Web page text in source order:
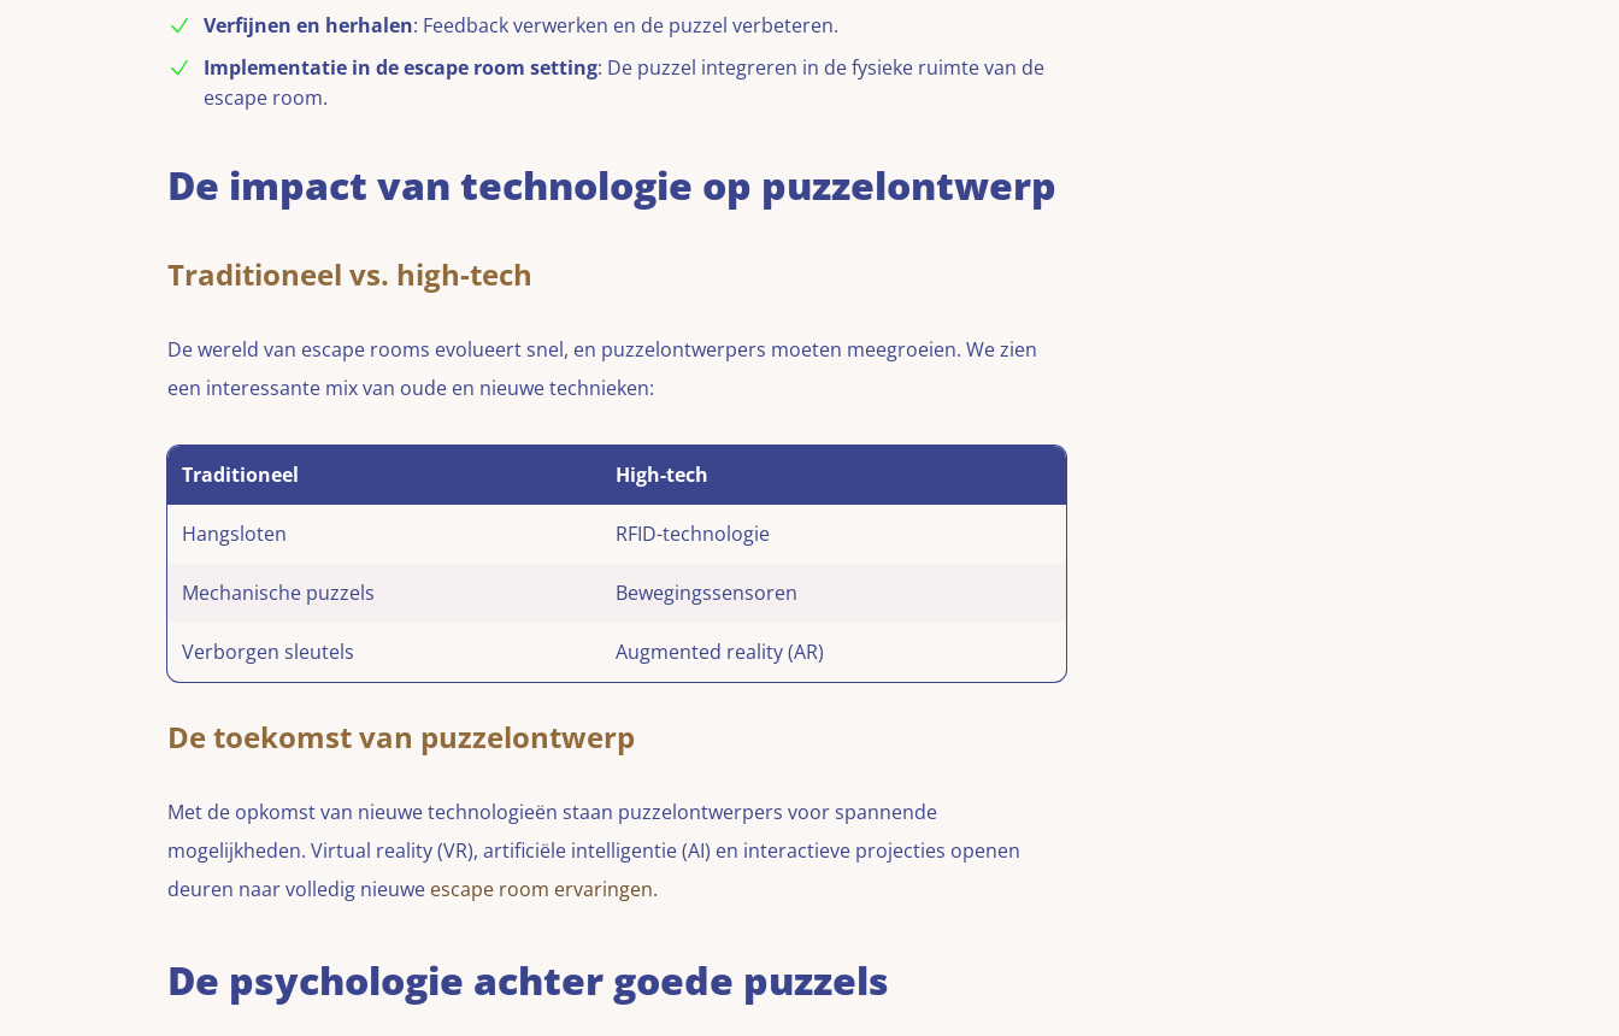
Verfijnen en herhalen: Feedback verwerken en de puzzel verbeteren.
Implementatie in de escape room setting: De puzzel integreren in de fysieke ruimte van de
escape room.
De impact van technologie op puzzelontwerp
Traditioneel vs. high-tech
De wereld van escape rooms evolueert snel, en puzzelontwerpers moeten meegroeien. We zien
een interessante mix van oude en nieuwe technieken:
Traditioneel High-tech
Hangsloten RFID-technologie
Mechanische puzzels Bewegingssensoren
Verborgen sleutels Augmented reality (AR)
De toekomst van puzzelontwerp
Met de opkomst van nieuwe technologieën staan puzzelontwerpers voor spannende
mogelijkheden. Virtual reality (VR), artificiële intelligentie (AI) en interactieve projecties openen
deuren naar volledig nieuwe escape room ervaringen.
De psychologie achter goede puzzels